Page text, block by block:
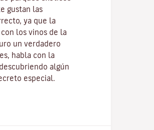
gustan las
ya que la
con los vinos de la
un verdadero
habla con la
algún
especial.